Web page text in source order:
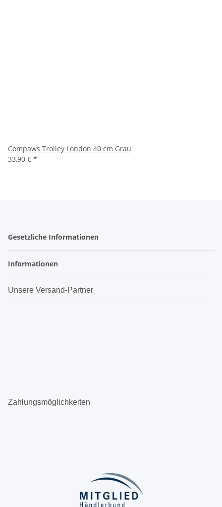
Compaws Trolley London 40 cm Grau
33,90 € *
Gesetzliche Informationen
Informationen
Unsere Versand-Partner
Zahlungsmöglichkeiten